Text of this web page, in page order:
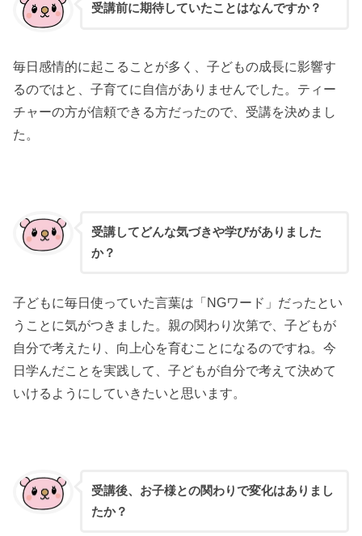
受講前に期待していたことはなんですか？
毎日感情的に起こることが多く、子どもの成長に影響す
るのではと、子育てに自信がありませんでした。ティー
チャーの方が信頼できる方だったので、受講を決めまし
た。
受講してどんな気づきや学びがありました
か？
子どもに毎日使っていた言葉は「NGワード」だったとい
うことに気がつきました。親の関わり次第で、子どもが
自分で考えたり、向上心を育むことになるのですね。今
日学んだことを実践して、子どもが自分で考えて決めて
いけるようにしていきたいと思います。
受講後、お子様との関わりで変化はありまし
たか？